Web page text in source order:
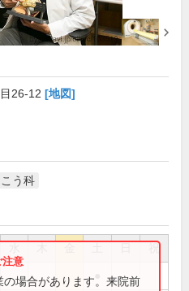
26-12 [地図]
う科
祝
場合があります。来院前